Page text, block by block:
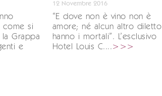
come si
Grappa
e
12 Novembre 2016
“E dove non è vino non è
amore; né alcun altro diletto
hanno i mortali”. L’esclusivo
Hotel Louis C....>>>